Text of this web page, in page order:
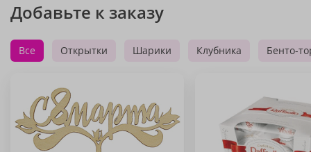
Добавьте к заказу
Все Открытки Шарики Клубника Бенто-